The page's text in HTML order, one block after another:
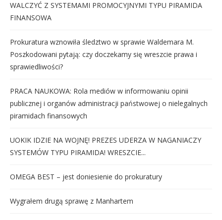
WALCZYĆ Z SYSTEMAMI PROMOCYJNYMI TYPU PIRAMIDA
FINANSOWA
Prokuratura wznowiła śledztwo w sprawie Waldemara M.
Poszkodowani pytają: czy doczekamy się wreszcie prawa i
sprawiedliwości?
PRACA NAUKOWA: Rola mediów w informowaniu opinii
publicznej i organów administracji państwowej o nielegalnych
piramidach finansowych
UOKIK IDZIE NA WOJNĘ! PREZES UDERZA W NAGANIACZY
SYSTEMÓW TYPU PIRAMIDA! WRESZCIE...
OMEGA BEST – jest doniesienie do prokuratury
Wygrałem drugą sprawę z Manhartem